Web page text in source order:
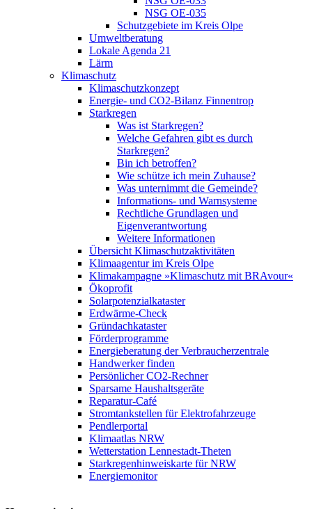
NSG OE-035
Schutzgebiete im Kreis Olpe
Umweltberatung
Lokale Agenda 21
Lärm
Klimaschutz
Klimaschutzkonzept
Energie- und CO2-Bilanz Finnentrop
Starkregen
Was ist Starkregen?
Welche Gefahren gibt es durch
Starkregen?
Bin ich betroffen?
Wie schütze ich mein Zuhause?
Was unternimmt die Gemeinde?
Informations- und Warnsysteme
Rechtliche Grundlagen und
Eigenverantwortung
Weitere Informationen
Übersicht Klimaschutzaktivitäten
Klimaagentur im Kreis Olpe
Klimakampagne »Klimaschutz mit BRAvour«
Ökoprofit
Solarpotenzialkataster
Erdwärme-Check
Gründachkataster
Förderprogramme
Energieberatung der Verbraucherzentrale
Handwerker finden
Persönlicher CO2-Rechner
Sparsame Haushaltsgeräte
Reparatur-Café
Stromtankstellen für Elektrofahrzeuge
Pendlerportal
Klimaatlas NRW
Wetterstation Lennestadt-Theten
Starkregenhinweiskarte für NRW
Energiemonitor